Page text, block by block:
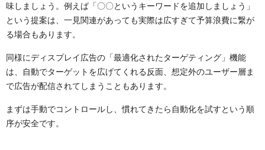
味しましょう。例えば「〇〇というキーワードを追加しましょう」
という提案は、一見関連があっても実際は広すぎて予算浪費に繋が
る場合もあります。
同様にディスプレイ広告の「最適化されたターゲティング」機能
は、自動でターゲットを広げてくれる反面、想定外のユーザー層ま
で広告が配信されてしまうこともあります。
まずは手動でコントロールし、慣れてきたら自動化を試すという順
序が安全です。